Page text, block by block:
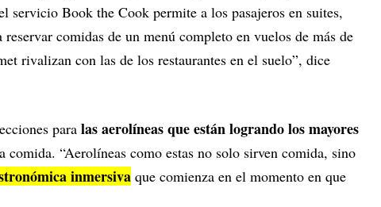
servicio Book the Cook permite a los pasajeros en suites,
comidas de un menú completo en vuelos de más de
rivalizan con las de los restaurantes en el suelo”, dice
para las aerolíneas que están logrando los mayores
comida. “Aerolíneas como estas no solo sirven comida, sino
inmersiva que comienza en el momento en que